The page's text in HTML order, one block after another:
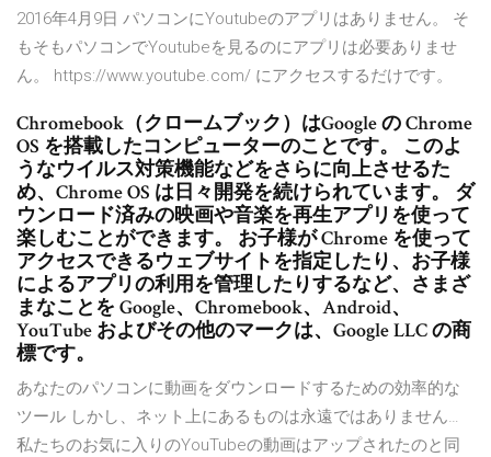
2016年4月9日 パソコンにYoutubeのアプリはありません。 そ
もそもパソコンでYoutubeを見るのにアプリは必要ありませ
ん。 https://www.youtube.com/ にアクセスするだけです。
Chromebook（クロームブック）はGoogle の Chrome
OS を搭載したコンピューターのことです。 このよ
うなウイルス対策機能などをさらに向上させるた
め、Chrome OS は日々開発を続けられています。 ダ
ウンロード済みの映画や音楽を再生アプリを使って
楽しむことができます。 お子様が Chrome を使って
アクセスできるウェブサイトを指定したり、お子様
によるアプリの利用を管理したりするなど、さまざ
まなことを Google、Chromebook、Android、
YouTube およびその他のマークは、Google LLC の商
標です。
あなたのパソコンに動画をダウンロードするための効率的な
ツール しかし、ネット上にあるものは永遠ではありません…
私たちのお気に入りのYouTubeの動画はアップされたのと同